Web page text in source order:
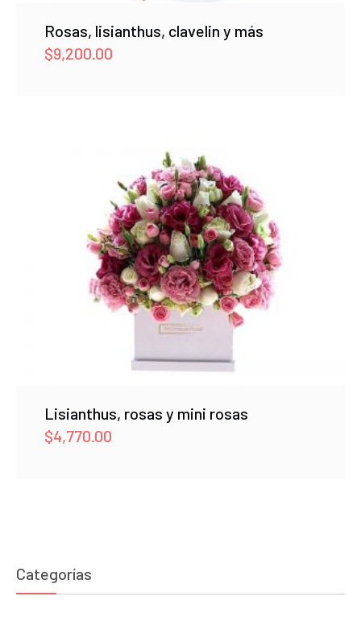
Rosas, lisianthus, clavelin y más
$9,200.00
Lisianthus, rosas y mini rosas
$4,770.00
Categorías